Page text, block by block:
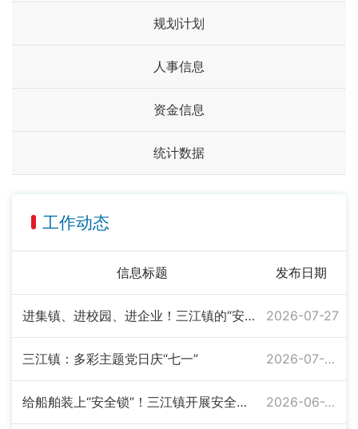
规划计划
人事信息
资金信息
统计数据
工作动态
信息标题 发布日期
进集镇、进校园、进企业！三江镇的“安全课”这样上 2026-07-27
三江镇：多彩主题党日庆“七一” 2026-07-08
给船舶装上“安全锁”！三江镇开展安全隐患大排查大整治 2026-06-22